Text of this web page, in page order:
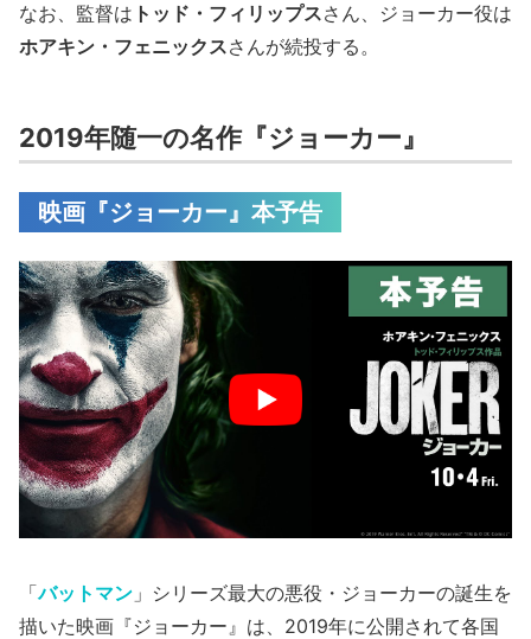
なお、監督は トッド・フィリップスさん、ジョーカー役は
ホアキン・フェニックスさんが続投する。
2019年随一の名作『ジョーカー』
映画『ジョーカー』本予告
「バットマン 」シリーズ最大の悪役・ジョーカーの誕生を
描いた映画『ジョーカー』は、2019年に公開されて各国